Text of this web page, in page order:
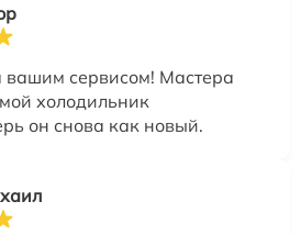
вашим сервисом! Мастера
холодильник
он снова как новый.